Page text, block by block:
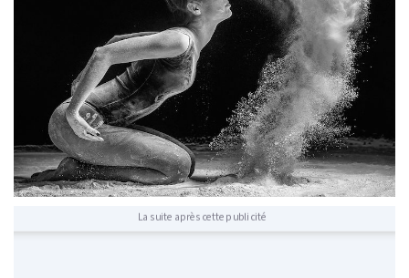
La suite après cette publicité